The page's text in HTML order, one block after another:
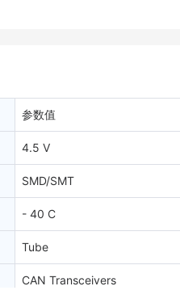
参数值
4.5 V
SMD/SMT
- 40 C
Tube
CAN Transceivers